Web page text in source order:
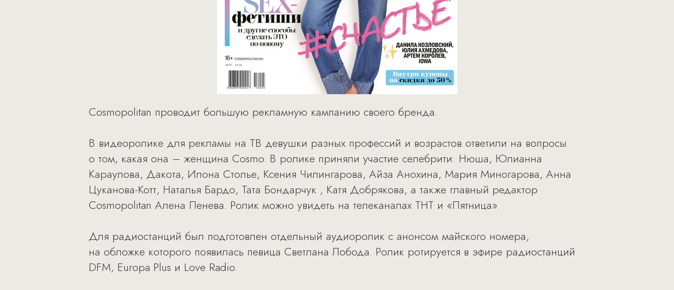
Cosmopolitan проводит большую рекламную кампанию своего бренда.
В видеоролике для рекламы на ТВ девушки разных профессий и возрастов ответили на вопросы
о том, какая она – женщина Cosmo. В ролике приняли участие селебрити: Нюша, Юлианна
Караулова, Дакота, Илона Столье, Ксения Чилингарова, Айза Анохина, Мария Миногарова, Анна
Цуканова-Котт, Наталья Бардо, Тата Бондарчук , Катя Добрякова, а также главный редактор
Cosmopolitan Алена Пенева. Ролик можно увидеть на телеканалах ТНТ и «Пятница».
Для радиостанций был подготовлен отдельный аудиоролик с анонсом майского номера,
на обложке которого появилась певица Светлана Лобода. Ролик ротируется в эфире радиостанций
DFM, Europa Plus и Love Radio.